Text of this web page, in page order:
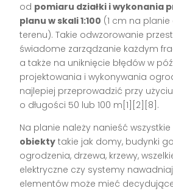
od pomiaru działki i wykonania
planu w skali 1:100 (1 cm na
terenu). Takie odwzorowanie
świadome zarządzanie każdym
a także na uniknięcie błędów w
projektowania i wykonywania
najlepiej przeprowadzić przy
o długości 50 lub 100 m[1][2][8].
Na planie należy nanieść wszystkie
obiekty takie jak domy, budynki
ogrodzenia, drzewa, krzewy,
elektryczne czy systemy
elementów może mieć